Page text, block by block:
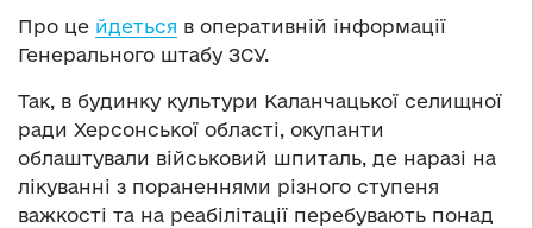
Про це йдеться в оперативній інформації
Генерального штабу ЗСУ.
Так, в будинку культури Каланчацької селищної
ради Херсонської області, окупанти
облаштували військовий шпиталь, де наразі на
лікуванні з пораненнями різного ступеня
важкості та на реабілітації перебувають понад